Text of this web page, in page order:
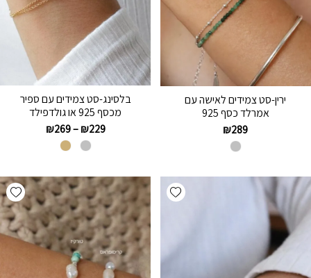
ירין-סט צמידים לאישה עם
אמרלד כסף 925
₪289
בלסינג-סט צמידים עם ספיר
מכסף 925 או גולדפילד
₪229
–
₪269
Add wishlist